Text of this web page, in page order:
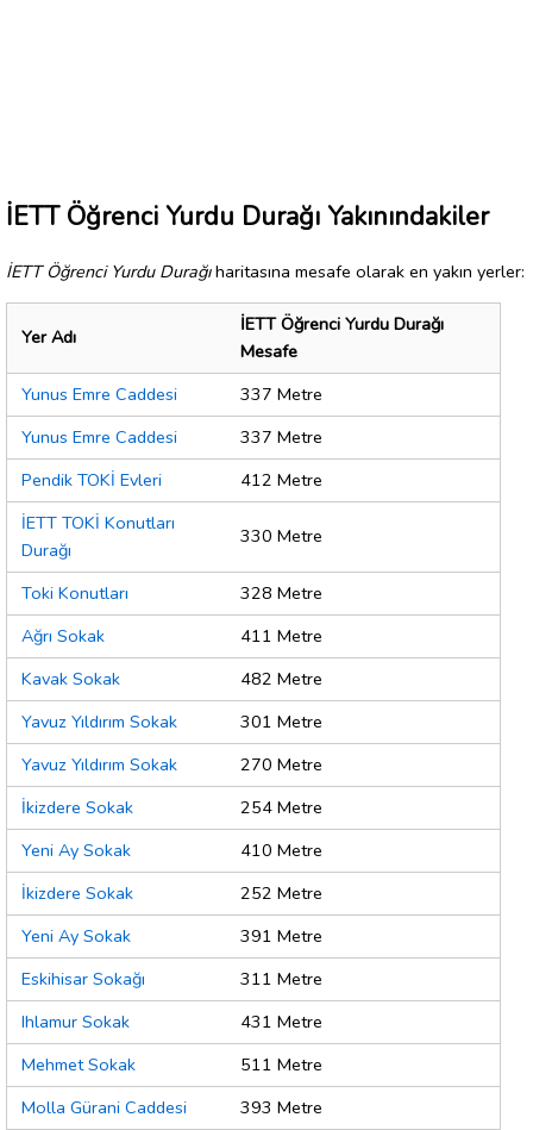
İETT Öğrenci Yurdu Durağı Yakınındakiler
İETT Öğrenci Yurdu Durağıharitasına mesafe olarak en yakın yerler:
Yer Adı
İETT Öğrenci Yurdu Durağı
Mesafe
Yunus Emre Caddesi
337 Metre
Yunus Emre Caddesi
337 Metre
Pendik TOKİ Evleri
412 Metre
İETT TOKİ Konutları
Durağı
330 Metre
Toki Konutları
328 Metre
Ağrı Sokak
411 Metre
Kavak Sokak
482 Metre
Yavuz Yıldırım Sokak
301 Metre
Yavuz Yıldırım Sokak
270 Metre
İkizdere Sokak
254 Metre
Yeni Ay Sokak
410 Metre
İkizdere Sokak
252 Metre
Yeni Ay Sokak
391 Metre
Eskihisar Sokağı
311 Metre
Ihlamur Sokak
431 Metre
Mehmet Sokak
511 Metre
Molla Gürani Caddesi
393 Metre